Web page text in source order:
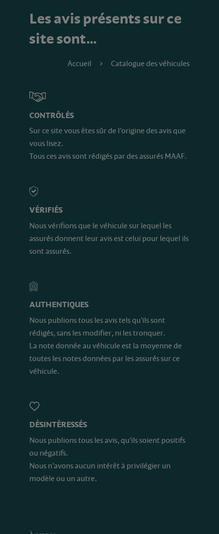
Les avis présents sur ce
site sont…
Accueil Catalogue des véhicules
CONTRÔLÉS
Sur ce site vous êtes sûr de l’origine des avis que
vous lisez.
Tous ces avis sont rédigés par des assurés MAAF.
VÉRIFIÉS
Nous vérifions que le véhicule sur lequel les
assurés donnent leur avis est celui pour lequel ils
sont assurés.
AUTHENTIQUES
Nous publions tous les avis tels qu’ils sont
rédigés, sans les modifier, ni les tronquer.
La note donnée au véhicule est la moyenne de
toutes les notes données par les assurés sur ce
véhicule.
DÉSINTÉRESSÉS
Nous publions tous les avis, qu’ils soient positifs
ou négatifs.
Nous n’avons aucun intérêt à privilégier un
modèle ou un autre.